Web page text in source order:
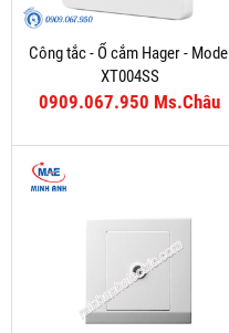
Công tắc - Ổ cắm Hager - Model
XT004SS
0909.067.950 Ms.Châu